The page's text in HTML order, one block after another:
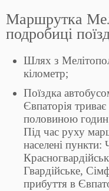
Маршрутка
подробиці
Шлях з
кілометр;
Поїздка
Євпаторія
половиною
Під час руху
населені
Гвардійське,
прибуття в